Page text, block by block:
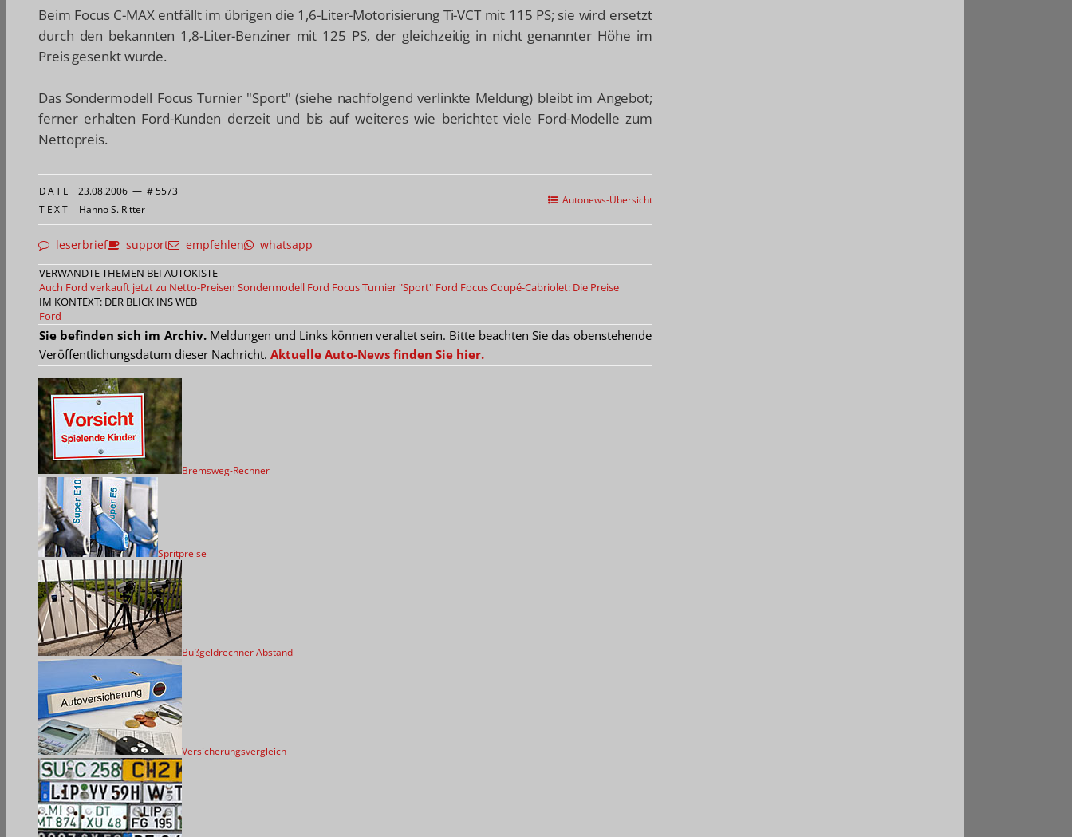
Beim Focus C-MAX entfällt im übrigen die 1,6-Liter-Motorisierung Ti-VCT mit 115 PS; sie wird ersetzt
durch den bekannten 1,8-Liter-Benziner mit 125 PS, der gleichzeitig in nicht genannter Höhe im
Preis gesenkt wurde.
Das Sondermodell Focus Turnier "Sport" (siehe nachfolgend verlinkte Meldung) bleibt im Angebot;
ferner erhalten Ford-Kunden derzeit und bis auf weiteres wie berichtet viele Ford-Modelle zum
Nettopreis.
Autonews-Übersicht
DATE 23.08.2006 — # 5573
TEXT Hanno S. Ritter
leserbrief support empfehlen whatsapp
VERWANDTE THEMEN BEI AUTOKISTE
Auch Ford verkauft jetzt zu Netto-Preisen Sondermodell Ford Focus Turnier "Sport" Ford Focus Coupé-Cabriolet: Die Preise
IM KONTEXT: DER BLICK INS WEB
Ford
Sie befinden sich im Archiv.Meldungen und Links können veraltet sein. Bitte beachten Sie das obenstehende
Veröffentlichungsdatum dieser Nachricht. Aktuelle Auto-News finden Sie hier.
Bremsweg-Rechner
Spritpreise
Bußgeldrechner Abstand
Versicherungsvergleich